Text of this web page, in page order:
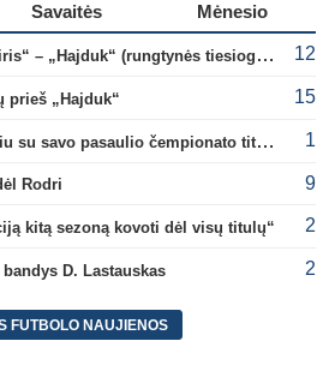
Savaitės Mėnesio
Konferencijų lyga: „Žalgiris“ – „Hajduk“ (rungtynės tiesiogiai) 12
prieš „Hajduk“ 15
B. Mendy: „Darau ką noriu su savo pasaulio čempionato titulu“ 1
Rodri 9
kitą sezoną kovoti dėl visų titulų“ 2
D. Lastauskas 2
FUTBOLO NAUJIENOS